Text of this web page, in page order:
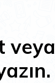
veya